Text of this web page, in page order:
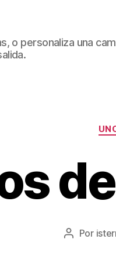
o personaliza una
Autor
Por